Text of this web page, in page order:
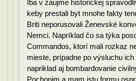
Iba v zaujme historickej
keby prestali byt mnohe fakty
Briti neporusovali Ženevské
Nemci. Napríklad čo sa týka
Commandos, ktorí mali rozkaz
mieste, prípadne po výsluchu
napriklad aj bombardovanie
Pochopim a mam istu formu